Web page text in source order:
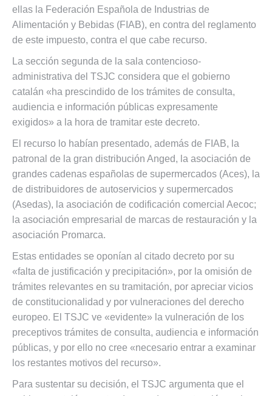
ellas la Federación Española de Industrias de
Alimentación y Bebidas (FIAB), en contra del reglamento
de este impuesto, contra el que cabe recurso.
La sección segunda de la sala contencioso-
administrativa del TSJC considera que el gobierno
catalán «ha prescindido de los trámites de consulta,
audiencia e información públicas expresamente
exigidos» a la hora de tramitar este decreto.
El recurso lo habían presentado, además de FIAB, la
patronal de la gran distribución Anged, la asociación de
grandes cadenas españolas de supermercados (Aces), la
de distribuidores de autoservicios y supermercados
(Asedas), la asociación de codificación comercial Aecoc;
la asociación empresarial de marcas de restauración y la
asociación Promarca.
Estas entidades se oponían al citado decreto por su
«falta de justificación y precipitación», por la omisión de
trámites relevantes en su tramitación, por apreciar vicios
de constitucionalidad y por vulneraciones del derecho
europeo. El TSJC ve «evidente» la vulneración de los
preceptivos trámites de consulta, audiencia e información
públicas, y por ello no cree «necesario entrar a examinar
los restantes motivos del recurso».
Para sustentar su decisión, el TSJC argumenta que el